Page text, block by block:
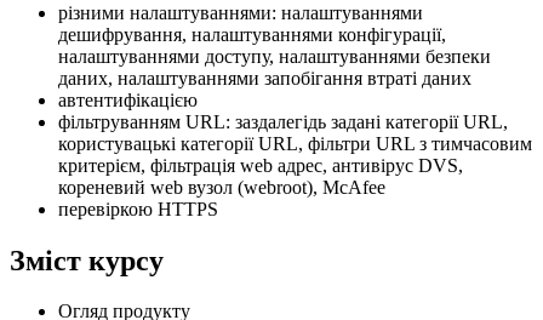
різними налаштуваннями: налаштуваннями
дешифрування, налаштуваннями конфігурації,
налаштуваннями доступу, налаштуваннями безпеки
даних, налаштуваннями запобігання втраті даних
автентифікацією
фільтруванням URL: заздалегідь задані категорії URL,
користувацькі категорії URL, фільтри URL з тимчасовим
критерієм, фільтрація web адрес, антивірус DVS,
кореневий web вузол (webroot), McAfee
перевіркою HTTPS
Зміст курсу
Огляд продукту